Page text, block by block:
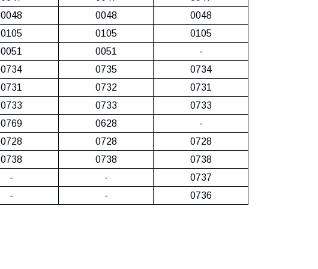
0048 0048 0048
0105 0105 0105
0051 0051 -
0734 0735 0734
0731 0732 0731
0733 0733 0733
0769 0628 -
0728 0728 0728
0738 0738 0738
- - 0737
- - 0736